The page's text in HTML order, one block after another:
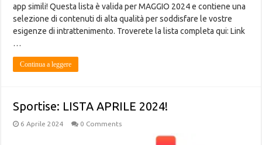
app simili! Questa lista è valida per MAGGIO 2024 e contiene una
selezione di contenuti di alta qualità per soddisfare le vostre
esigenze di intrattenimento. Troverete la lista completa qui: Link
…
Continua a leggere
Sportise: LISTA APRILE 2024!
6 Aprile 2024 0 Comments